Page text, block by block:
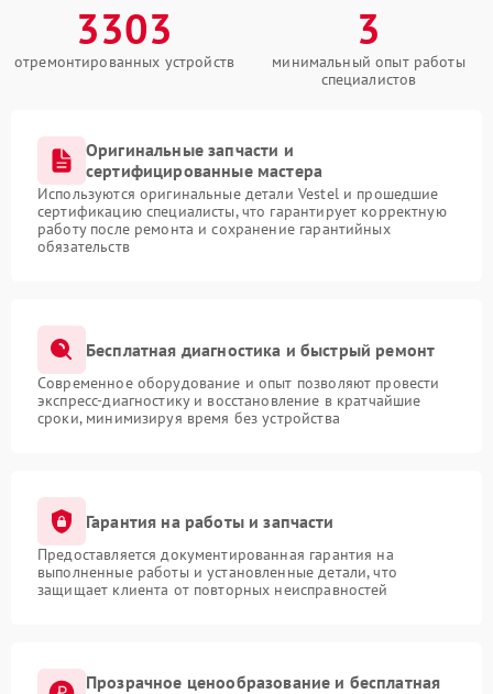
3303
отремонтированных устройств
3
минимальный опыт работы
специалистов
Оригинальные запчасти и
сертифицированные мастера
Используются оригинальные детали Vestel и прошедшие
сертификацию специалисты, что гарантирует корректную
работу после ремонта и сохранение гарантийных
обязательств
Бесплатная диагностика и быстрый ремонт
Современное оборудование и опыт позволяют провести
экспресс-диагностику и восстановление в кратчайшие
сроки, минимизируя время без устройства
Гарантия на работы и запчасти
Предоставляется документированная гарантия на
выполненные работы и установленные детали, что
защищает клиента от повторных неисправностей
Прозрачное ценообразование и бесплатная